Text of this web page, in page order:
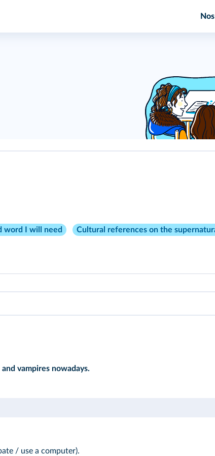
word I will need Cultural references on the
vampires nowadays.
/ use a computer).